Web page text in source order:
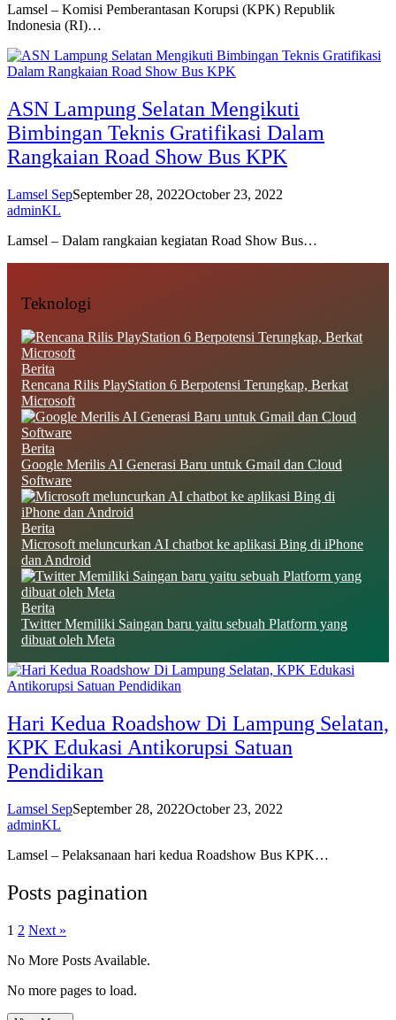
Lamsel – Komisi Pemberantasan Korupsi (KPK) Republik
Indonesia (RI)…
ASN Lampung Selatan Mengikuti
Bimbingan Teknis Gratifikasi Dalam
Rangkaian Road Show Bus KPK
Lamsel SepSeptember 28, 2022October 23, 2022
adminKL
Lamsel – Dalam rangkaian kegiatan Road Show Bus…
Teknologi
Berita
Rencana Rilis PlayStation 6 Berpotensi Terungkap, Berkat
Microsoft
Berita
Google Merilis AI Generasi Baru untuk Gmail dan Cloud
Software
Berita
Microsoft meluncurkan AI chatbot ke aplikasi Bing di iPhone
dan Android
Berita
Twitter Memiliki Saingan baru yaitu sebuah Platform yang
dibuat oleh Meta
Hari Kedua Roadshow Di Lampung Selatan,
KPK Edukasi Antikorupsi Satuan
Pendidikan
Lamsel SepSeptember 28, 2022October 23, 2022
adminKL
Lamsel – Pelaksanaan hari kedua Roadshow Bus KPK…
Posts pagination
1 2 Next »
No More Posts Available.
No more pages to load.